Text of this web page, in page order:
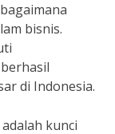
bisnis.
di Indonesia.
kunci